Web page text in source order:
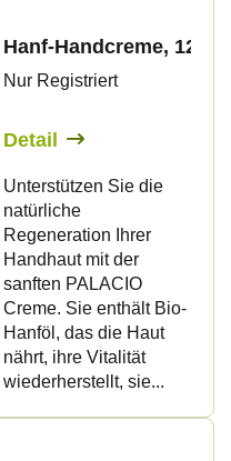
Körperbutter mit
Hanf-Handcreme, 125
Nur Registriert
Detail
Unterstützen Sie die
natürliche
Regeneration Ihrer
Handhaut mit der
sanften PALACIO
Creme. Sie enthält Bio-
Hanföl, das die Haut
nährt, ihre Vitalität
wiederherstellt, sie...